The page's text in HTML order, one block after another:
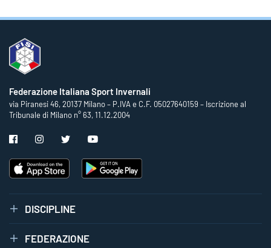
Federazione Italiana Sport Invernali
via Piranesi 46, 20137 Milano – P.IVA e C.F. 05027640159 – Iscrizione al
Tribunale di Milano n° 63, 11.12.2004
DISCIPLINE
FEDERAZIONE